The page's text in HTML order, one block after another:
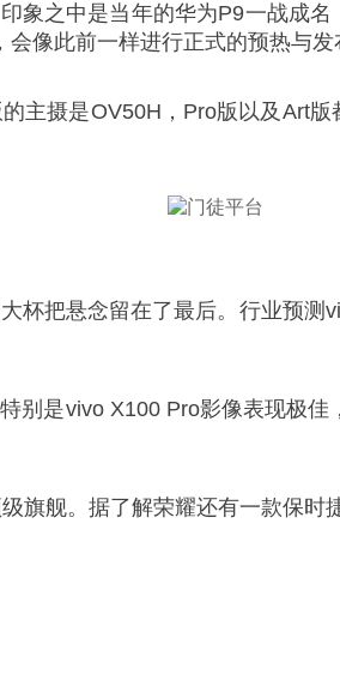
象之中是当年的华为P9一战
像此前一样进行正式的预热与发
主摄是OV50H，Pro版以及Art
杯把悬念留在了最后。行业预
是vivo X100 Pro影像表现极
旗舰。据了解荣耀还有一款保时